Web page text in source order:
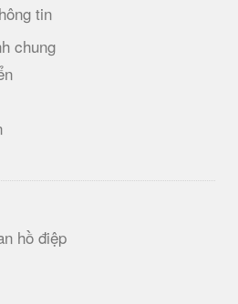
tin
chung
hồ điệp